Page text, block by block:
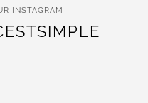
INSTAGRAM